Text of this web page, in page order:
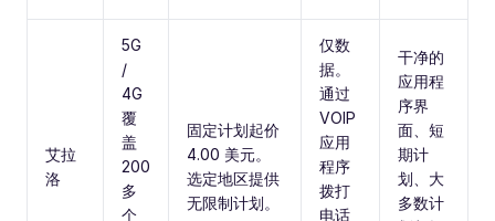
艾拉
洛
5G
/
4G
覆
盖
200
多
个
固定计划起价
4.00 美元。
选定地区提供
无限制计划。
仅数
据。
通过
VOIP
应用
程序
拨打
电话
干净的
应用程
序界
面、短
期计
划、大
多数计